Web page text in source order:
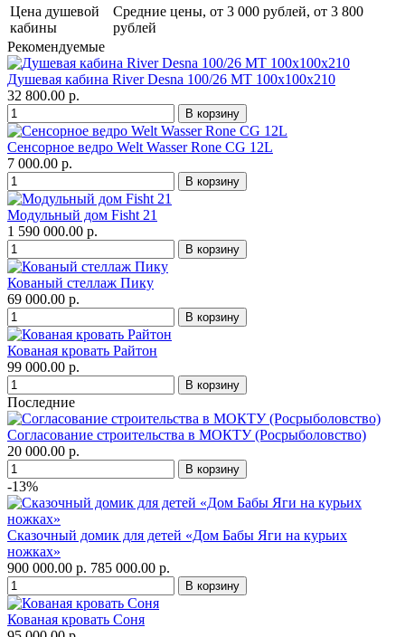
Цена душевой
кабины
Средние цены, от 3 000 рублей, от 3 800
рублей
Рекомендуемые
Душевая кабина River Desna 100/26 МТ 100х100х210
32 800.00 р.
Сенсорное ведро Welt Wasser Rone CG 12L
7 000.00 р.
Модульный дом Fisht 21
1 590 000.00 р.
Кованый стеллаж Пику
69 000.00 р.
Кованая кровать Райтон
99 000.00 р.
Последние
Согласование строительства в МОКТУ (Росрыболовство)
20 000.00 р.
-13%
Сказочный домик для детей «Дом Бабы Яги на курьих
ножках»
900 000.00 р. 785 000.00 р.
Кованая кровать Соня